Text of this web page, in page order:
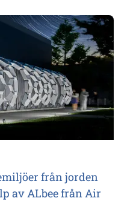
från jorden
av ALbee från Air